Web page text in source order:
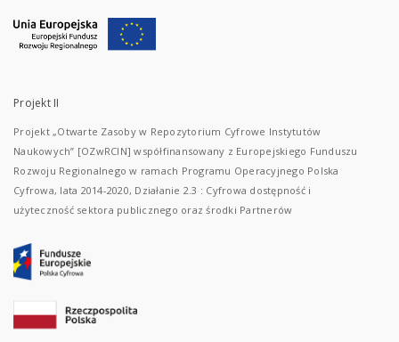
Projekt II
Projekt „Otwarte Zasoby w Repozytorium Cyfrowe Instytutów
Naukowych” [OZwRCIN] współfinansowany z Europejskiego Funduszu
Rozwoju Regionalnego w ramach Programu Operacyjnego Polska
Cyfrowa, lata 2014-2020, Działanie 2.3 : Cyfrowa dostępność i
użyteczność sektora publicznego oraz środki Partnerów